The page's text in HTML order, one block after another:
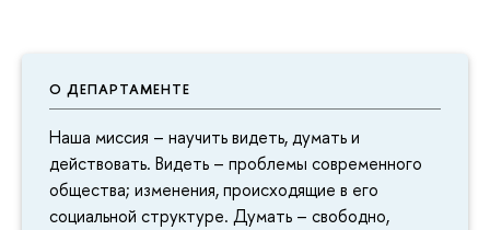
О ДЕПАРТАМЕНТЕ
Наша миссия – научить видеть, думать и
действовать. Видеть – проблемы современного
общества; изменения, происходящие в его
социальной структуре. Думать – свободно,